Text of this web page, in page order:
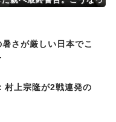
さが厳しい日本でこ
村上宗隆が2戦連発の